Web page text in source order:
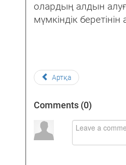
олардың алдын
мүмкіндік беретінін
Артқа
Comments (0)